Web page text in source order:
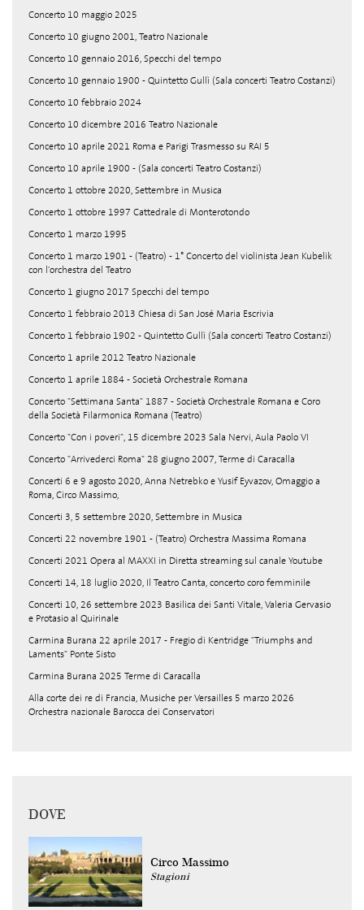
Concerto 10 maggio 2025
Concerto 10 giugno 2001, Teatro Nazionale
Concerto 10 gennaio 2016, Specchi del tempo
Concerto 10 gennaio 1900 - Quintetto Gullì (Sala concerti Teatro Costanzi)
Concerto 10 febbraio 2024
Concerto 10 dicembre 2016 Teatro Nazionale
Concerto 10 aprile 2021 Roma e Parigi Trasmesso su RAI 5
Concerto 10 aprile 1900 - (Sala concerti Teatro Costanzi)
Concerto 1 ottobre 2020, Settembre in Musica
Concerto 1 ottobre 1997 Cattedrale di Monterotondo
Concerto 1 marzo 1995
Concerto 1 marzo 1901 - (Teatro) - 1° Concerto del violinista Jean Kubelik
con l'orchestra del Teatro
Concerto 1 giugno 2017 Specchi del tempo
Concerto 1 febbraio 2013 Chiesa di San José Maria Escrivia
Concerto 1 febbraio 1902 - Quintetto Gullì (Sala concerti Teatro Costanzi)
Concerto 1 aprile 2012 Teatro Nazionale
Concerto 1 aprile 1884 - Società Orchestrale Romana
Concerto "Settimana Santa" 1887 - Società Orchestrale Romana e Coro
della Società Filarmonica Romana (Teatro)
Concerto "Con i poveri", 15 dicembre 2023 Sala Nervi, Aula Paolo VI
Concerto "Arrivederci Roma" 28 giugno 2007, Terme di Caracalla
Concerti 6 e 9 agosto 2020, Anna Netrebko e Yusif Eyvazov, Omaggio a
Roma, Circo Massimo,
Concerti 3, 5 settembre 2020, Settembre in Musica
Concerti 22 novembre 1901 - (Teatro) Orchestra Massima Romana
Concerti 2021 Opera al MAXXI in Diretta streaming sul canale Youtube
Concerti 14, 18 luglio 2020, Il Teatro Canta, concerto coro femminile
Concerti 10, 26 settembre 2023 Basilica dei Santi Vitale, Valeria Gervasio
e Protasio al Quirinale
Carmina Burana 22 aprile 2017 - Fregio di Kentridge "Triumphs and
Laments" Ponte Sisto
Carmina Burana 2025 Terme di Caracalla
Alla corte dei re di Francia, Musiche per Versailles 5 marzo 2026
Orchestra nazionale Barocca dei Conservatori
DOVE
Circo Massimo
Stagioni